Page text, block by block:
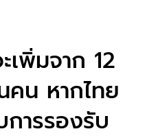
เพิ่มจาก 12
คน หากไทย
การรองรับ